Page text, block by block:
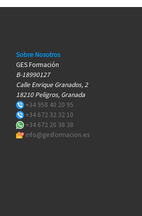
Sobre Nosotros
GES Formación
B-18990127
Calle Enrique Granados, 2
18210 Peligros, Granada
+34 958 40 20 95
+34 672 32 32 10
+34 672 20 38 38
info@gesformacion.es